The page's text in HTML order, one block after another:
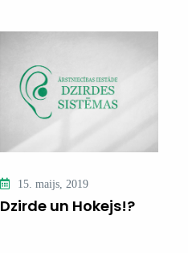
15. maijs, 2019
Dzirde un Hokejs!?